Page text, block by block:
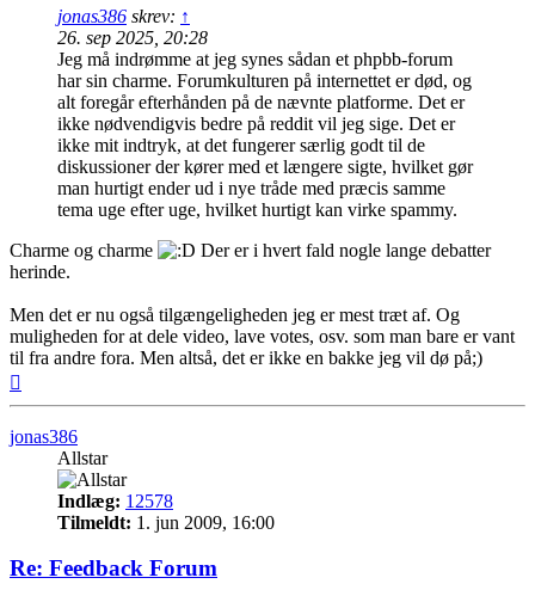
jonas386 skrev: ↑
26. sep 2025, 20:28
Jeg må indrømme at jeg synes sådan et phpbb-forum
har sin charme. Forumkulturen på internettet er død, og
alt foregår efterhånden på de nævnte platforme. Det er
ikke nødvendigvis bedre på reddit vil jeg sige. Det er
ikke mit indtryk, at det fungerer særlig godt til de
diskussioner der kører med et længere sigte, hvilket gør
man hurtigt ender ud i nye tråde med præcis samme
tema uge efter uge, hvilket hurtigt kan virke spammy.
Charme og charme
Der er i hvert fald nogle lange debatter
herinde.
Men det er nu også tilgængeligheden jeg er mest træt af. Og
muligheden for at dele video, lave votes, osv. som man bare er vant
til fra andre fora. Men altså, det er ikke en bakke jeg vil dø på;)
jonas386
Allstar
Indlæg: 12578
Tilmeldt: 1. jun 2009, 16:00
Re: Feedback Forum